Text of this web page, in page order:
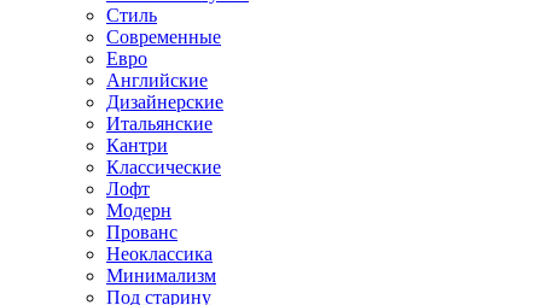
Стиль
Современные
Евро
Английские
Дизайнерские
Итальянские
Кантри
Классические
Лофт
Модерн
Прованс
Неоклассика
Минимализм
Под старину